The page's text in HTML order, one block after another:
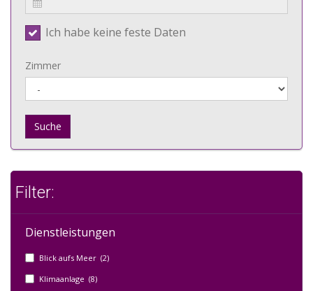
Ich habe keine feste Daten
Zimmer
Suche
Filter:
Dienstleistungen
Blick aufs Meer (2)
Klimaanlage (8)